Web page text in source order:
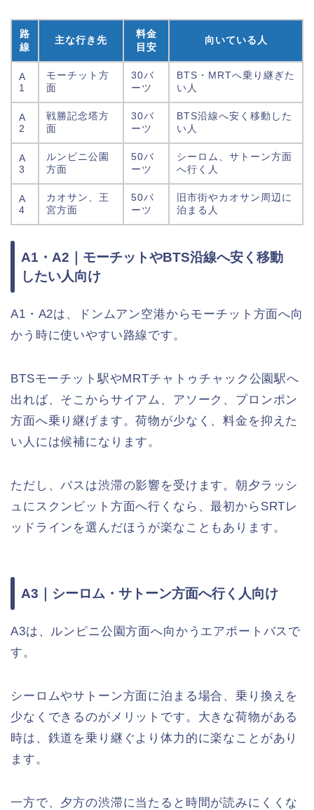
路
線
主な行き先
料金
目安
向いている人
A
1
モーチット方
面
30バ
ーツ
BTS・MRTへ乗り継ぎた
い人
A
2
戦勝記念塔方
面
30バ
ーツ
BTS沿線へ安く移動した
い人
A
3
ルンピニ公園
方面
50バ
ーツ
シーロム、サトーン方面
へ行く人
A
4
カオサン、王
宮方面
50バ
ーツ
旧市街やカオサン周辺に
泊まる人
A1・A2｜モーチットやBTS沿線へ安く移動
したい人向け
A1・A2は、ドンムアン空港からモーチット方面へ向
かう時に使いやすい路線です。
BTSモーチット駅やMRTチャトゥチャック公園駅へ
出れば、そこからサイアム、アソーク、プロンポン
方面へ乗り継げます。荷物が少なく、料金を抑えた
い人には候補になります。
ただし、バスは渋滞の影響を受けます。朝夕ラッシ
ュにスクンビット方面へ行くなら、最初からSRTレ
ッドラインを選んだほうが楽なこともあります。
A3｜シーロム・サトーン方面へ行く人向け
A3は、ルンピニ公園方面へ向かうエアポートバスで
す。
シーロムやサトーン方面に泊まる場合、乗り換えを
少なくできるのがメリットです。大きな荷物がある
時は、鉄道を乗り継ぐより体力的に楽なことがあり
ます。
一方で、夕方の渋滞に当たると時間が読みにくくな